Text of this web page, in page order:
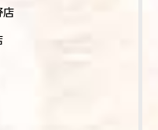
店